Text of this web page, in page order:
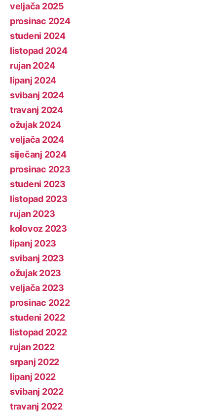
veljača 2025
prosinac 2024
studeni 2024
listopad 2024
rujan 2024
lipanj 2024
svibanj 2024
travanj 2024
ožujak 2024
veljača 2024
siječanj 2024
prosinac 2023
studeni 2023
listopad 2023
rujan 2023
kolovoz 2023
lipanj 2023
svibanj 2023
ožujak 2023
veljača 2023
prosinac 2022
studeni 2022
listopad 2022
rujan 2022
srpanj 2022
lipanj 2022
svibanj 2022
travanj 2022